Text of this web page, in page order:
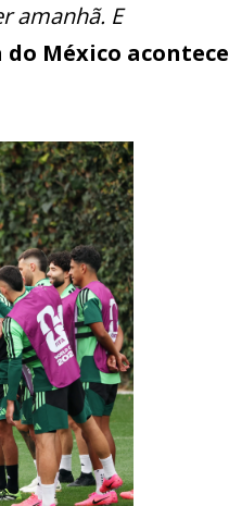
amanhã. E
México acontece